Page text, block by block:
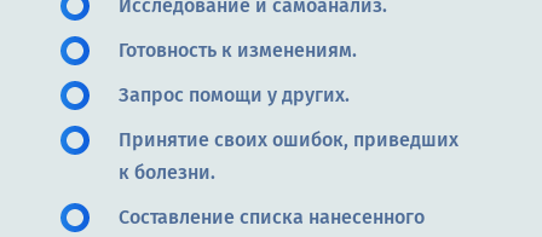
Исследование и самоанализ.
Готовность к изменениям.
Запрос помощи у других.
Принятие своих ошибок, приведших
к болезни.
Составление списка нанесенного